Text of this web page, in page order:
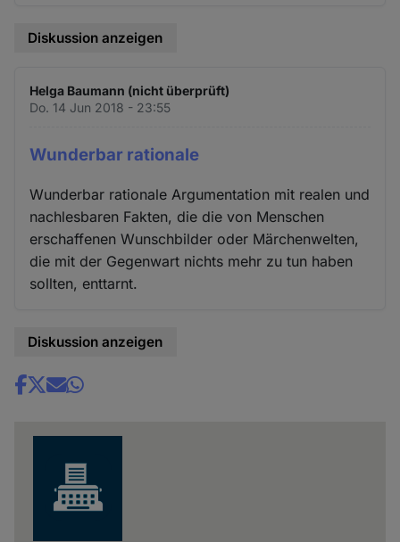
Diskussion anzeigen
Helga Baumann (nicht überprüft)
Do. 14 Jun 2018 - 23:55
Wunderbar rationale
Wunderbar rationale Argumentation mit realen und
nachlesbaren Fakten, die die von Menschen
erschaffenen Wunschbilder oder Märchenwelten,
die mit der Gegenwart nichts mehr zu tun haben
sollten, enttarnt.
Diskussion anzeigen
Share